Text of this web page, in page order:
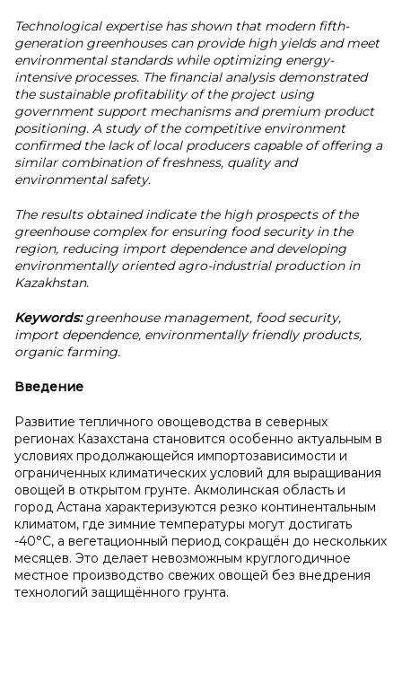
Technological expertise has shown that modern fifth-
generation greenhouses can provide high yields and meet
environmental standards while optimizing energy-
intensive processes. The financial analysis demonstrated
the sustainable profitability of the project using
government support mechanisms and premium product
positioning. A study of the competitive environment
confirmed the lack of local producers capable of offering a
similar combination of freshness, quality and
environmental safety.
The results obtained indicate the high prospects of the
greenhouse complex for ensuring food security in the
region, reducing import dependence and developing
environmentally oriented agro-industrial production in
Kazakhstan.
Keywords:greenhouse management, food security,
import dependence, environmentally friendly products,
organic farming.
Введение
Развитие тепличного овощеводства в северных
регионах Казахстана становится особенно актуальным в
условиях продолжающейся импортозависимости и
ограниченных климатических условий для выращивания
овощей в открытом грунте. Акмолинская область и
город Астана характеризуются резко континентальным
климатом, где зимние температуры могут достигать
-40°C, а вегетационный период сокращён до нескольких
месяцев. Это делает невозможным круглогодичное
местное производство свежих овощей без внедрения
технологий защищённого грунта.